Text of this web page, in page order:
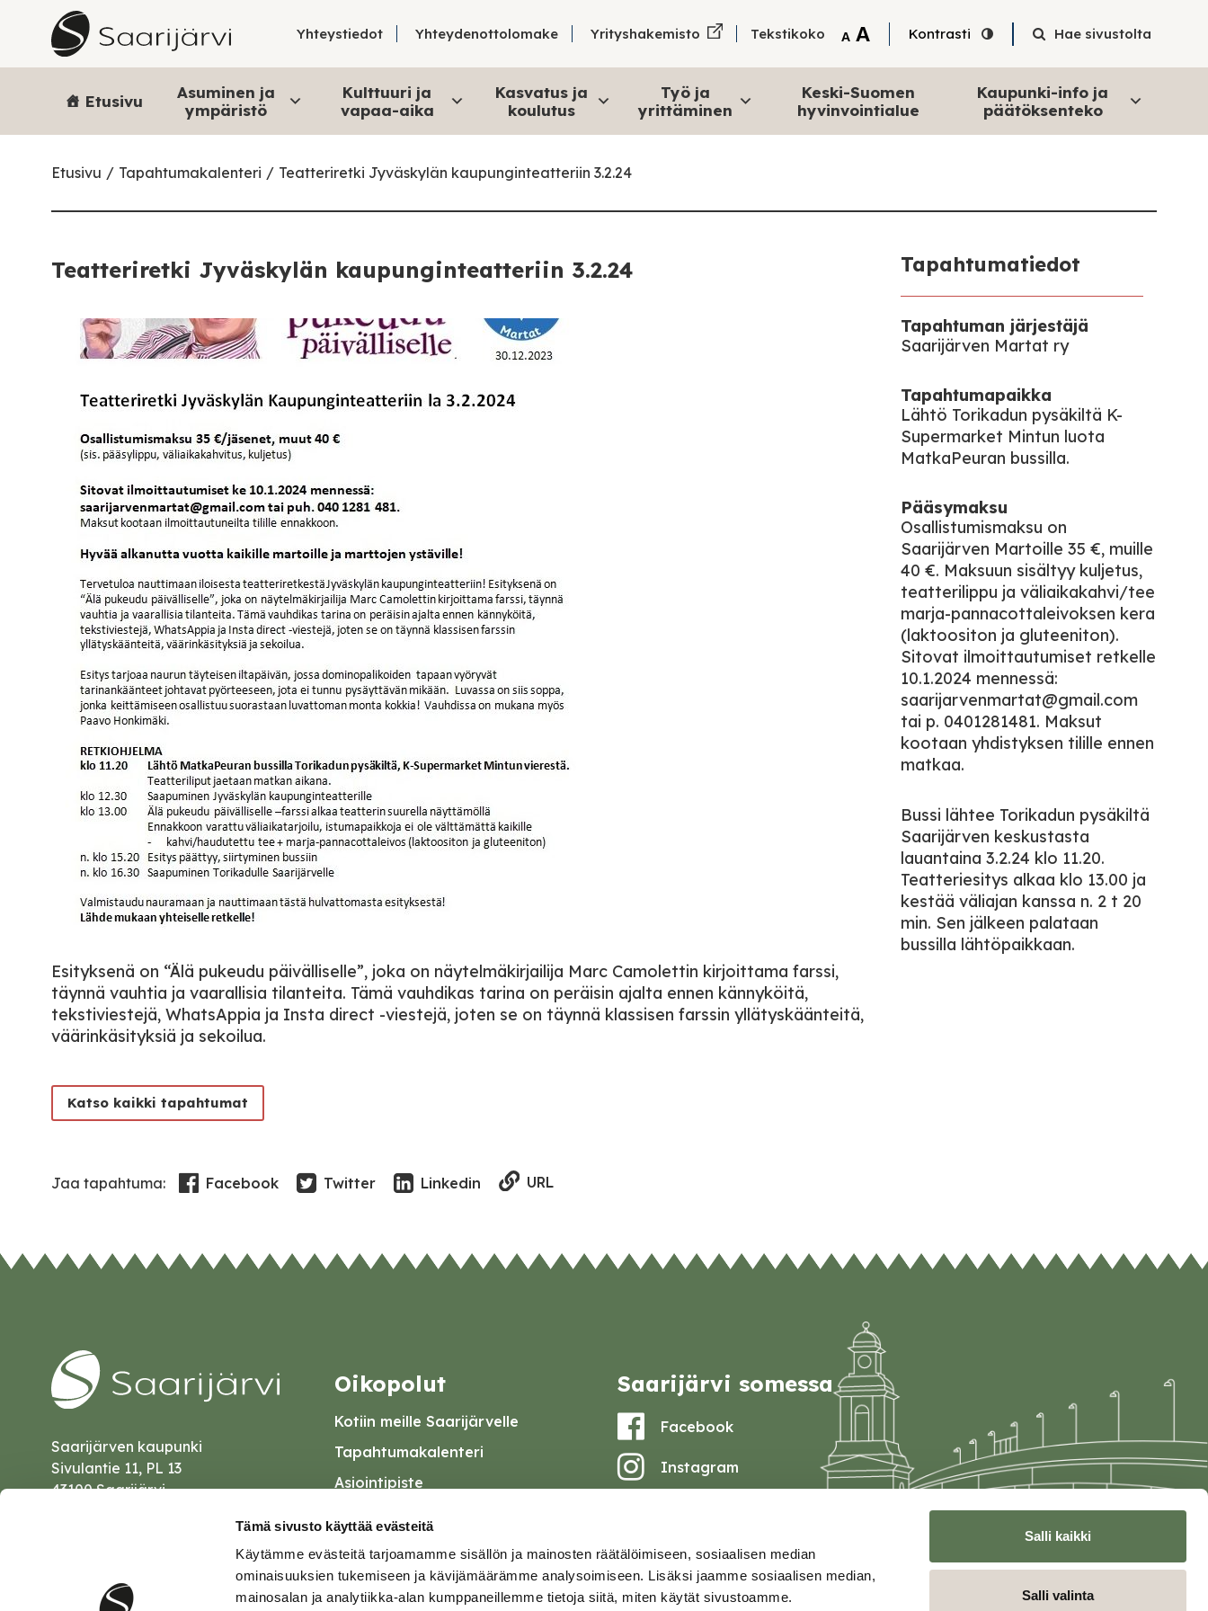
Tämä sivusto käyttää evästeitä
Käytämme evästeitä tarjoamamme sisällön ja mainosten räätälöimiseen, sosiaalisen median
ominaisuuksien tukemiseen ja kävijämäärämme analysoimiseen. Lisäksi jaamme sosiaalisen median,
mainosalan ja analytiikka-alan kumppaneillemme tietoja siitä, miten käytät sivustoamme.
Salli kaikki
Salli valinta
Skip to content
Yhteystiedot Yhteydenottolomake Yrityshakemisto Tekstikoko A Tekstin pienentäminen
A Tekstin suurentaminen
Kontrasti Hae sivustolta
Etusivu
Asuminen ja
ympäristö
Kulttuuri ja
vapaa-aika
Kasvatus ja
koulutus
Työ ja
yrittäminen
Keski-Suomen
hyvinvointialue
Kaupunki-info ja
päätöksenteko
Etusivu Tapahtumakalenteri Teatteriretki Jyväskylän kaupunginteatteriin 3.2.24
Teatteriretki Jyväskylän kaupunginteatteriin 3.2.24
Esityksenä on “Älä pukeudu päivälliselle”, joka on näytelmäkirjailija Marc Camolettin kirjoittama farssi,
täynnä vauhtia ja vaarallisia tilanteita. Tämä vauhdikas tarina on peräisin ajalta ennen kännyköitä,
tekstiviestejä, WhatsAppia ja Insta direct -viestejä, joten se on täynnä klassisen farssin yllätyskäänteitä,
väärinkäsityksiä ja sekoilua.
Tapahtumatiedot
Tapahtuman järjestäjä
Saarijärven Martat ry
Tapahtumapaikka
Lähtö Torikadun pysäkiltä K-
Supermarket Mintun luota
MatkaPeuran bussilla.
Pääsymaksu
Osallistumismaksu on
Saarijärven Martoille 35 €, muille
40 €. Maksuun sisältyy kuljetus,
teatterilippu ja väliaikakahvi/tee
marja-pannacottaleivoksen kera
(laktoositon ja gluteeniton).
Sitovat ilmoittautumiset retkelle
10.1.2024 mennessä:
saarijarvenmartat@gmail.com
tai p. 0401281481. Maksut
kootaan yhdistyksen tilille ennen
matkaa.
Bussi lähtee Torikadun pysäkiltä
Saarijärven keskustasta
lauantaina 3.2.24 klo 11.20.
Teatteriesitys alkaa klo 13.00 ja
kestää väliajan kanssa n. 2 t 20
min. Sen jälkeen palataan
bussilla lähtöpaikkaan.
Katso kaikki tapahtumat
Jaa tapahtuma: Facebook Twitter Linkedin URL
Saarijärven kaupunki
Sivulantie 11, PL 13
43100 Saarijärvi
Oikopolut
Kotiin meille Saarijärvelle
Tapahtumakalenteri
Asiointipiste
Palautelomake
Saarijärvi somessa
Facebook
Instagram